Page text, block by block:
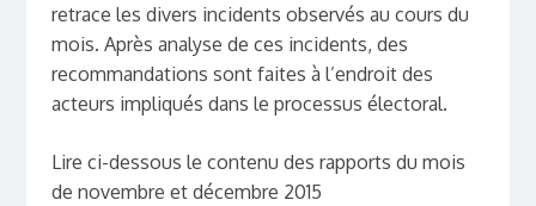
retrace les divers incidents observés au cours du
mois. Après analyse de ces incidents, des
recommandations sont faites à l’endroit des
acteurs impliqués dans le processus électoral.
Lire ci-dessous le contenu des rapports du mois
de novembre et décembre 2015